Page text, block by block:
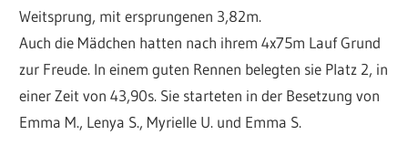
Weitsprung, mit ersprungenen 3,82m.
Auch die Mädchen hatten nach ihrem 4x75m Lauf Grund
zur Freude. In einem guten Rennen belegten sie Platz 2, in
einer Zeit von 43,90s. Sie starteten in der Besetzung von
Emma M., Lenya S., Myrielle U. und Emma S.